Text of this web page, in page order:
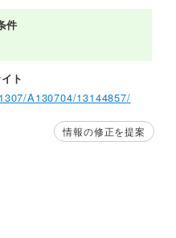
件
ト
A130704/13144857/
情報の修正を提案